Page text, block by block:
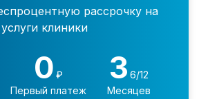
рассрочку на
услуги клиники
0 ₽
Первый платеж
3 6/12
Месяцев